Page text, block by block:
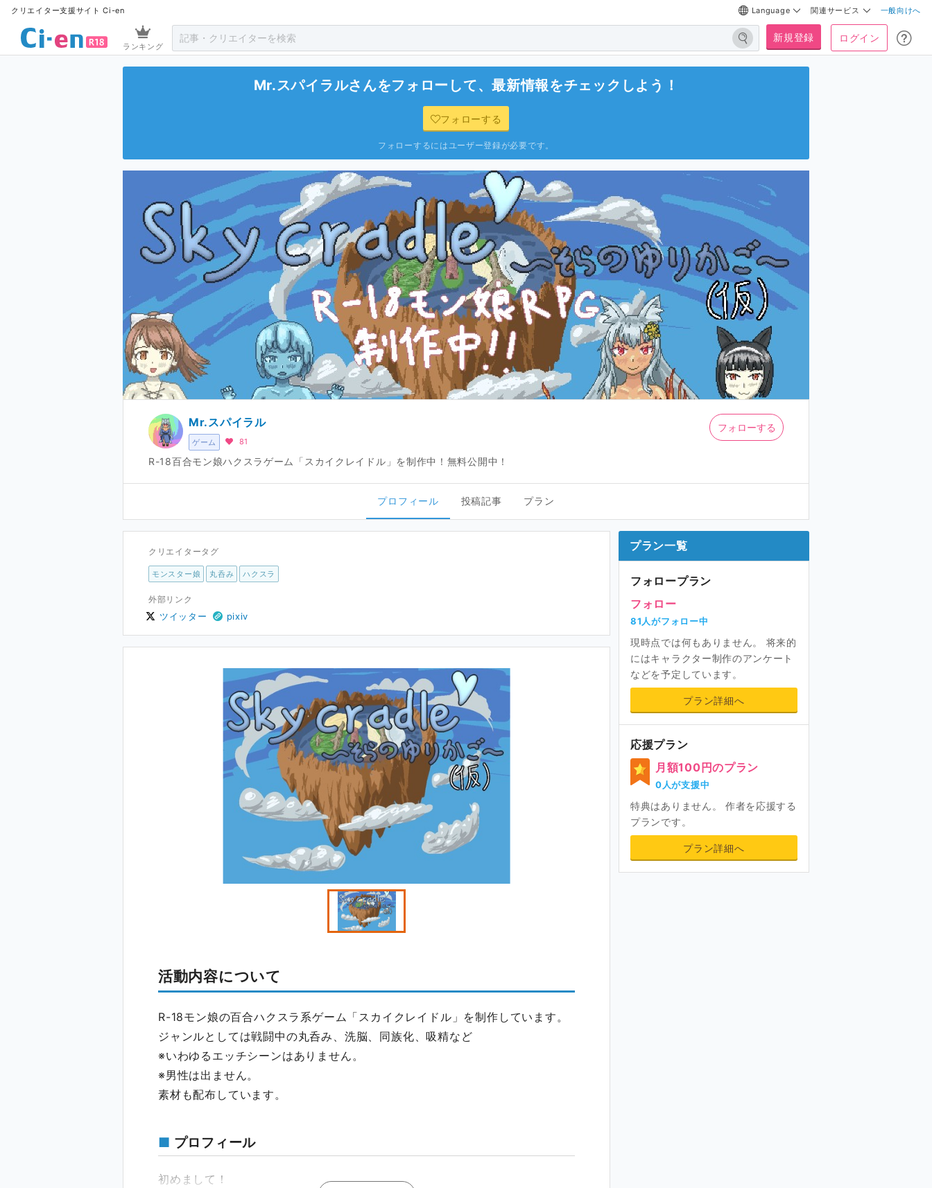
クリエイター支援サイト Ci-en Language 関連サービス 一般向けへ
ランキング
新規登録 ログイン
Mr.スパイラルさんをフォローして、最新情報をチェックしよう！
フォローする
フォローするにはユーザー登録が必要です。
ゲーム
Mr.スパイラル
81
R-18百合モン娘ハクスラゲーム「スカイクレイドル」を制作中！無料公開中！
フォローする
プロフィール 投稿記事 プラン
クリエイタータグ
モンスター娘 丸呑み ハクスラ
外部リンク
ツイッター pixiv
活動内容について
R-18モン娘の百合ハクスラ系ゲーム「スカイクレイドル」を制作しています。
ジャンルとしては戦闘中の丸呑み、洗脳、同族化、吸精など
※いわゆるエッチシーンはありません。
※男性は出ません。
素材も配布しています。
プロフィール
初めまして！
プラン一覧
フォロープラン
フォロー
81人がフォロー中
現時点では何もありません。 将来的
にはキャラクター制作のアンケート
などを予定しています。
プラン詳細へ
応援プラン
月額100円のプラン
0人が支援中
特典はありません。 作者を応援する
プランです。
プラン詳細へ